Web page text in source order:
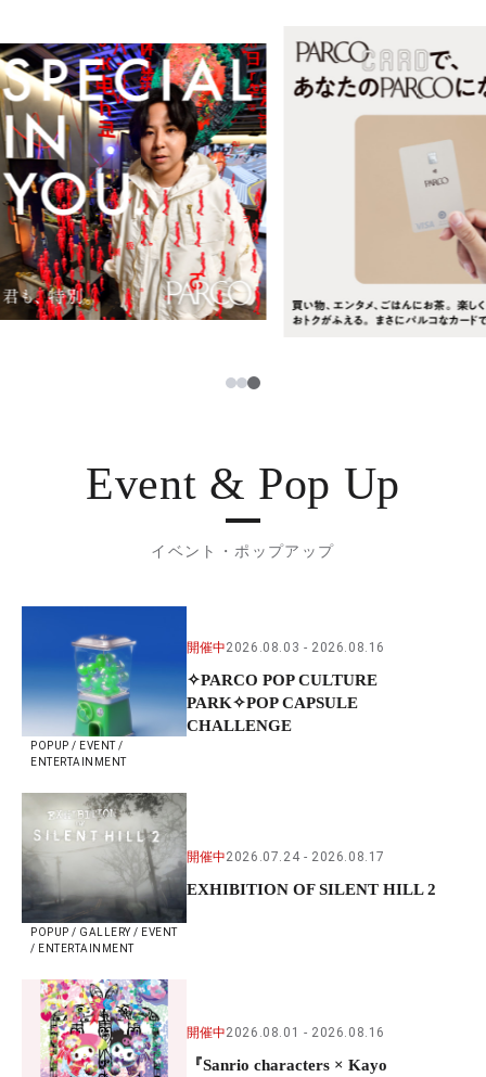
TAX FREE
PARCOメンバーズ
JP
日本語
12
Event & Pop Up
イベント・ポップアップ
POPUP / EVENT /
ENTERTAINMENT
開催中2026.08.03 2026.08.16
✧PARCO POP CULTURE
PARK✧POP CAPSULE
CHALLENGE
POPUP / GALLERY / EVENT
/ ENTERTAINMENT
開催中2026.07.24 2026.08.17
EXHIBITION OF SILENT HILL 2
開催中2026.08.01 2026.08.16
『Sanrio characters × Kayo